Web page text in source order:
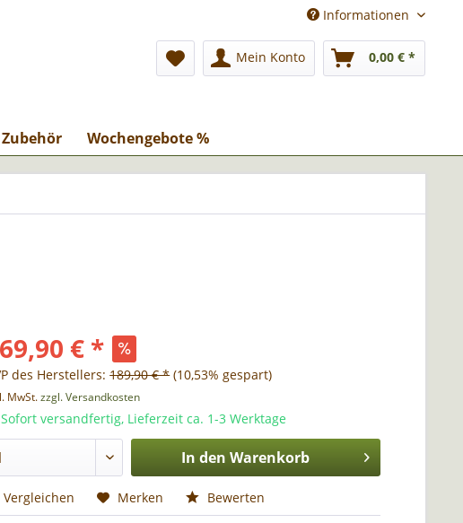
Informationen
Mein Konto 0,00 € *
Zubehör Wochengebote %
€ *
des Herstellers:189,90 € * (10,53% gespart)
MwSt.zzgl. Versandkosten
Sofort versandfertig, Lieferzeit ca. 1-3 Werktage
In den Warenkorb
Vergleichen Merken Bewerten